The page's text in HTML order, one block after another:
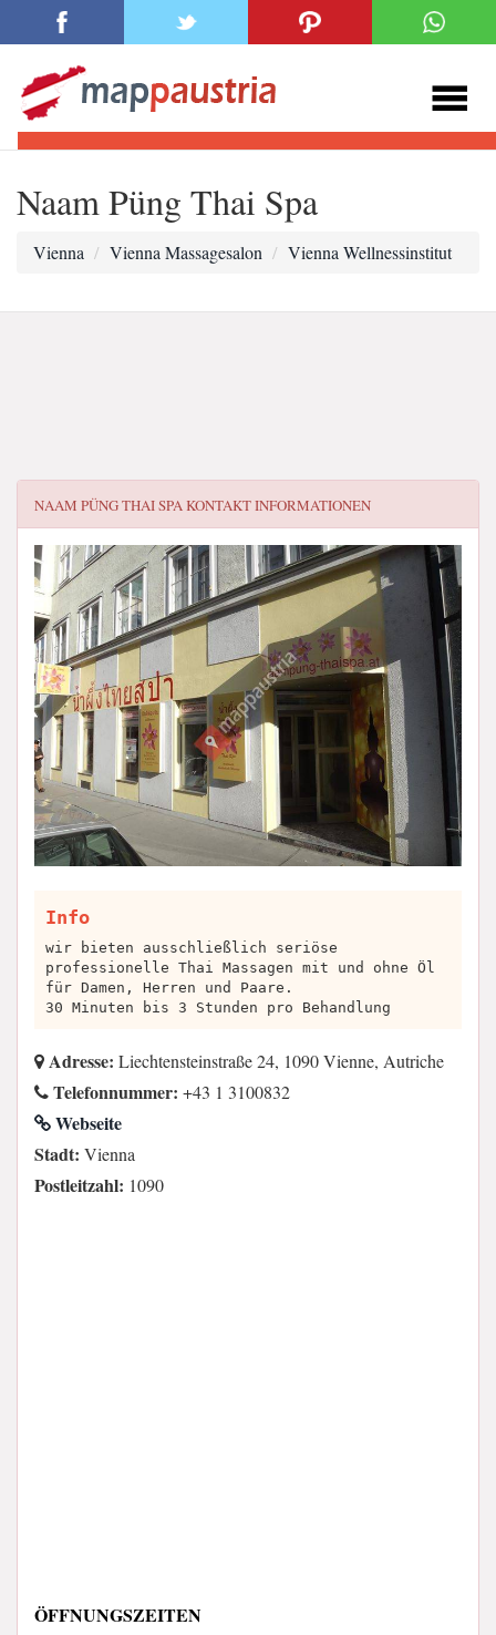
Naam Püng Thai Spa
Vienna Vienna Massagesalon Vienna Wellnessinstitut
NAAM PÜNG THAI SPAKONTAKT INFORMATIONEN
Info
wir bieten ausschließlich seriöse
professionelle Thai Massagen mit und ohne Öl
für Damen, Herren und Paare.
30 Minuten bis 3 Stunden pro Behandlung
Adresse: Liechtensteinstraße 24, 1090 Vienne, Autriche
Telefonnummer: +43 1 3100832
Webseite
Stadt: Vienna
Postleitzahl: 1090
ÖFFNUNGSZEITEN